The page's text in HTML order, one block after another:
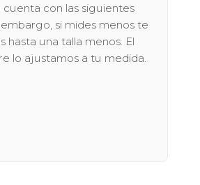
cuenta con las siguientes
si mides menos te
hasta una talla menos. El
lo ajustamos a tu medida.